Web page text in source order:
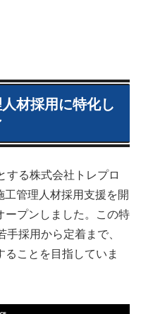
材採用に特化し
する株式会社トレプロ
管理人材採用支援を開
ープンしました。この特
採用から定着まで、
ことを目指していま